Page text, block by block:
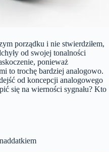
porządku i nie stwierdziłem,
od swojej tonalności
ponieważ
to trochę bardziej analogowo.
od koncepcji analogowego
się na wierności sygnału? Kto